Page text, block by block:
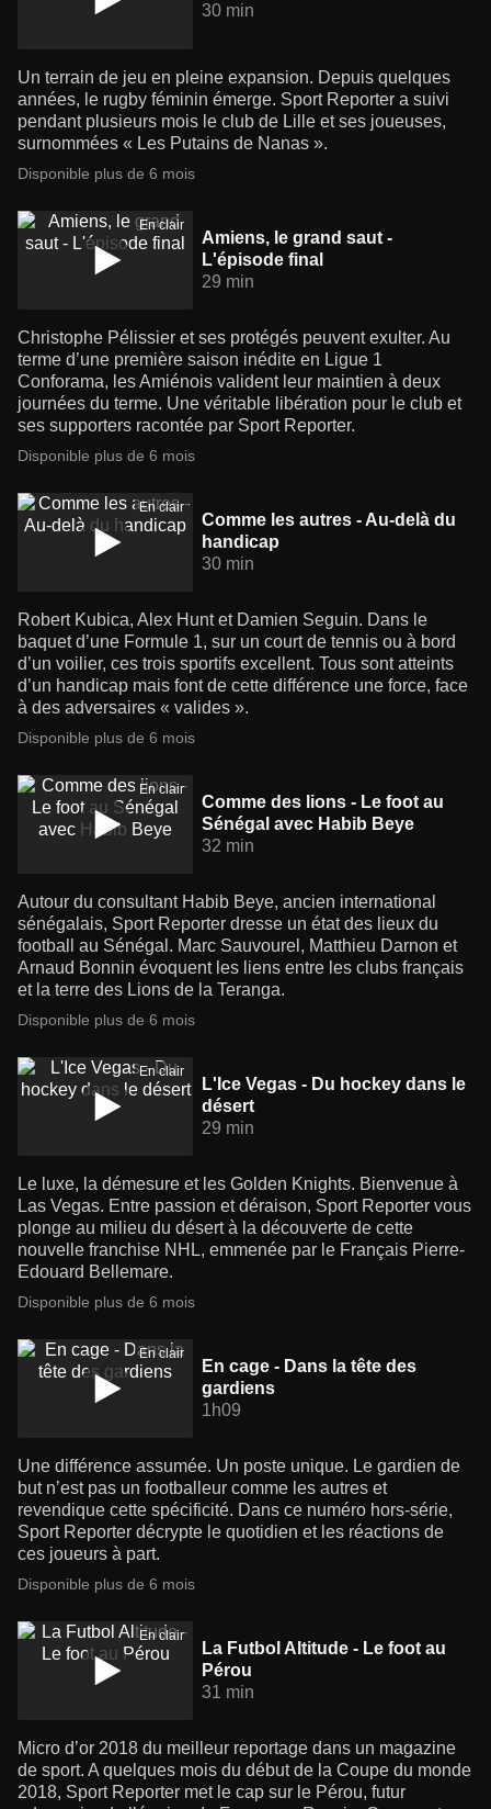
30 min
Un terrain de jeu en pleine expansion. Depuis quelques
années, le rugby féminin émerge. Sport Reporter a suivi
pendant plusieurs mois le club de Lille et ses joueuses,
surnommées « Les Putains de Nanas ».
Disponible plus de 6 mois
En clair
Amiens, le grand saut -
L'épisode final
29 min
Christophe Pélissier et ses protégés peuvent exulter. Au
terme d’une première saison inédite en Ligue 1
Conforama, les Amiénois valident leur maintien à deux
journées du terme. Une véritable libération pour le club et
ses supporters racontée par Sport Reporter.
Disponible plus de 6 mois
En clair
Comme les autres - Au-delà du
handicap
30 min
Robert Kubica, Alex Hunt et Damien Seguin. Dans le
baquet d’une Formule 1, sur un court de tennis ou à bord
d’un voilier, ces trois sportifs excellent. Tous sont atteints
d’un handicap mais font de cette différence une force, face
à des adversaires « valides ».
Disponible plus de 6 mois
En clair
Comme des lions - Le foot au
Sénégal avec Habib Beye
32 min
Autour du consultant Habib Beye, ancien international
sénégalais, Sport Reporter dresse un état des lieux du
football au Sénégal. Marc Sauvourel, Matthieu Darnon et
Arnaud Bonnin évoquent les liens entre les clubs français
et la terre des Lions de la Teranga.
Disponible plus de 6 mois
En clair
L'Ice Vegas - Du hockey dans le
désert
29 min
Le luxe, la démesure et les Golden Knights. Bienvenue à
Las Vegas. Entre passion et déraison, Sport Reporter vous
plonge au milieu du désert à la découverte de cette
nouvelle franchise NHL, emmenée par le Français Pierre-
Edouard Bellemare.
Disponible plus de 6 mois
En clair
En cage - Dans la tête des
gardiens
1h09
Une différence assumée. Un poste unique. Le gardien de
but n’est pas un footballeur comme les autres et
revendique cette spécificité. Dans ce numéro hors-série,
Sport Reporter décrypte le quotidien et les réactions de
ces joueurs à part.
Disponible plus de 6 mois
En clair
La Futbol Altitude - Le foot au
Pérou
31 min
Micro d’or 2018 du meilleur reportage dans un magazine
de sport. A quelques mois du début de la Coupe du monde
2018, Sport Reporter met le cap sur le Pérou, futur